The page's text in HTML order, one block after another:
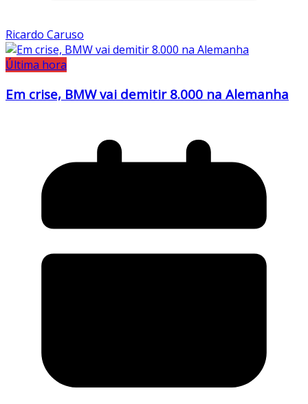
Ricardo Caruso
Última hora
Em crise, BMW vai demitir 8.000 na Alemanha